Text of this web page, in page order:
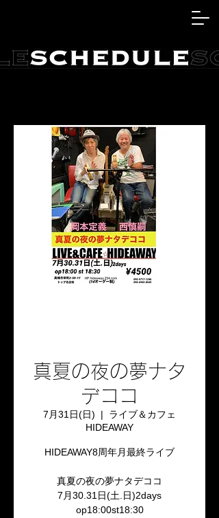
真夏の夜の夢ナタ
デココ
7月31日(日)
  |
ライブ＆カフェ
HIDEAWAY
HIDEAWAY8周年月最終ライブ
真夏の夜の夢ナタデココ
7月30.31日(土.日)2days
op18:00st18:30